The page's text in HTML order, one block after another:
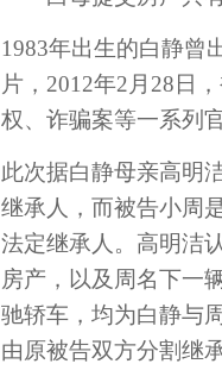
1983年出生的白静曾
片，2012年2月28日
权、诈骗案等一系列
此次据白静母亲高明
继承人，而被告小周
法定继承人。高明洁
房产，以及周名下一
驰轿车，均为白静与
由原被告双方分割继